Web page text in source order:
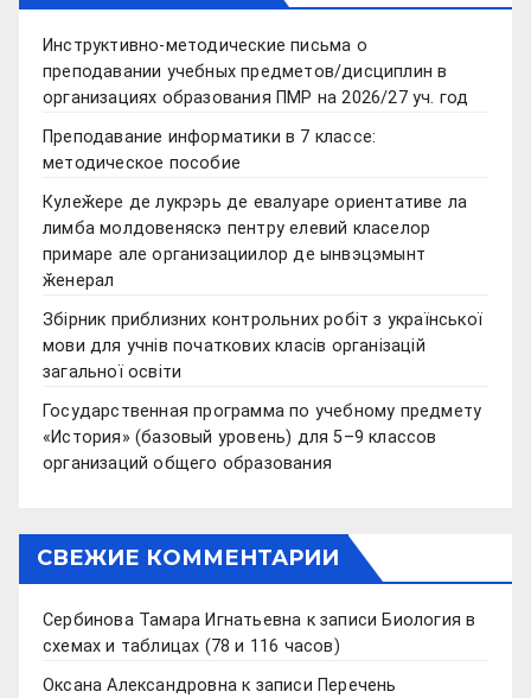
Инструктивно-методические письма о
преподавании учебных предметов/дисциплин в
организациях образования ПМР на 2026/27 уч. год
Преподавание информатики в 7 классе:
методическое пособие
Кулеӂере де лукрэрь де евалуаре ориентативе ла
лимба молдовеняскэ пентру елевий класелор
примаре але организациилор де ынвэцэмынт
ӂенерал
Збірник приблизних контрольних робіт з української
мови для учнів початкових класів організацій
загальної освіти
Государственная программа по учебному предмету
«История» (базовый уровень) для 5–9 классов
организаций общего образования
СВЕЖИЕ КОММЕНТАРИИ
Сербинова Тамара Игнатьевна к записи Биология в
схемах и таблицах (78 и 116 часов)
Оксана Александровна к записи Перечень